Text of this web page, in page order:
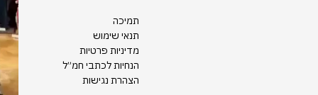
תמיכה
תנאי שימוש
מדיניות פרטיות
הנחיות לכתבי חמ״ל
הצהרת נגישות